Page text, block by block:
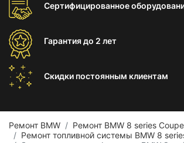
Сертифицированное
Гарантиядо 2 лет
Скидки постоянным клиентам
Ремонт BMW
Ремонт BMW 8 series Coupe
Ремонт топливной системы BMW 8